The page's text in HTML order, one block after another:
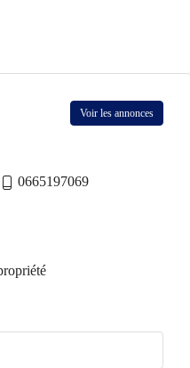
Voir les annonces
0665197069